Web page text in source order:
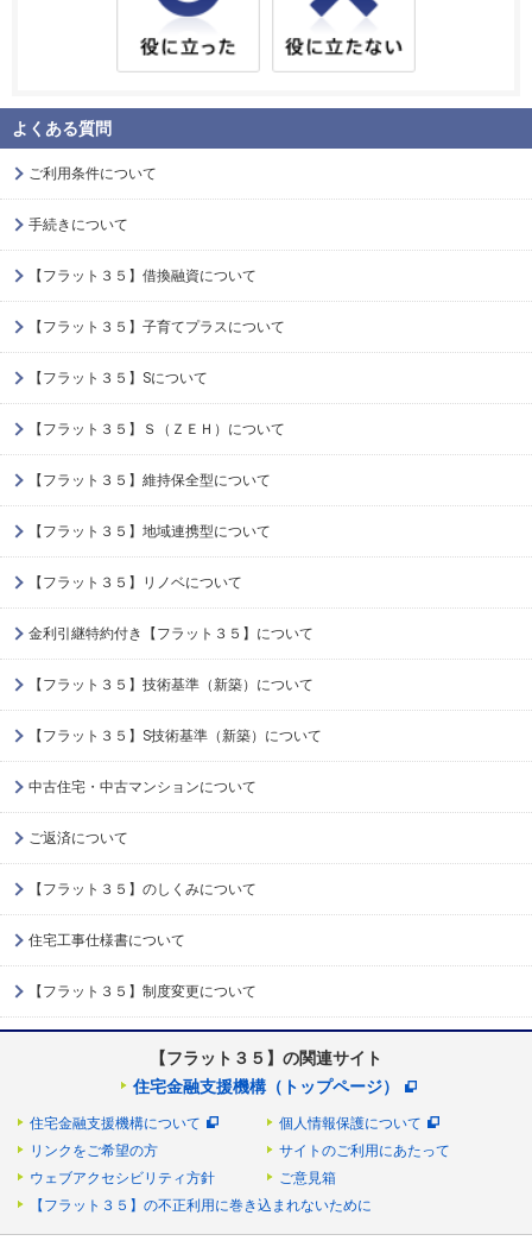
よくある質問
ご利用条件について
手続きについて
【フラット３５】借換融資について
【フラット３５】子育てプラスについて
【フラット３５】Sについて
【フラット３５】Ｓ（ＺＥＨ）について
【フラット３５】維持保全型について
【フラット３５】地域連携型について
【フラット３５】リノベについて
金利引継特約付き【フラット３５】について
【フラット３５】技術基準（新築）について
【フラット３５】S技術基準（新築）について
中古住宅・中古マンションについて
ご返済について
【フラット３５】のしくみについて
住宅工事仕様書について
【フラット３５】制度変更について
【フラット３５】の関連サイト
住宅金融支援機構（トップページ）
住宅金融支援機構について
個人情報保護について
リンクをご希望の方
サイトのご利用にあたって
ウェブアクセシビリティ方針
ご意見箱
【フラット３５】の不正利用に巻き込まれないために